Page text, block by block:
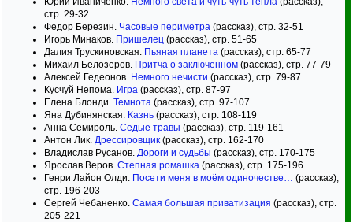
стр. 29-32
Федор Березин. Часовые периметра (рассказ), стр. 32-51
Игорь Минаков. Пришелец (рассказ), стр. 51-65
Далия Трускиновская. Пьяная планета (рассказ), стр. 65-77
Михаил Белозеров. Притча о заключенном (рассказ), стр. 77-79
Алексей Гедеонов. Немного нечисти (рассказ), стр. 79-87
Кусчуй Непома. Игра (рассказ), стр. 87-97
Елена Блонди. Темнота (рассказ), стр. 97-107
Яна Дубинянская. Казнь (рассказ), стр. 108-119
Анна Семироль. Седые травы (рассказ), стр. 119-161
Антон Лик. Дрессировщик (рассказ), стр. 162-170
Владислав Русанов. Дороги и судьбы (рассказ), стр. 170-175
Ярослав Веров. Степная ромашка (рассказ), стр. 175-196
Генри Лайон Олди. Посети меня в моём одиночестве… (рассказ),
стр. 196-203
Сергей Чебаненко. Самая большая приватизация (рассказ), стр.
205-221